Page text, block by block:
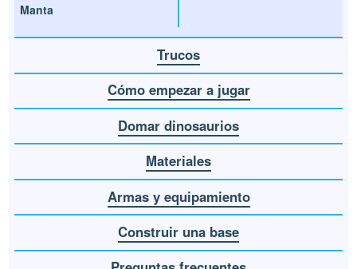
Manta
Trucos
Cómo empezar a jugar
Domar dinosaurios
Materiales
Armas y equipamiento
Construir una base